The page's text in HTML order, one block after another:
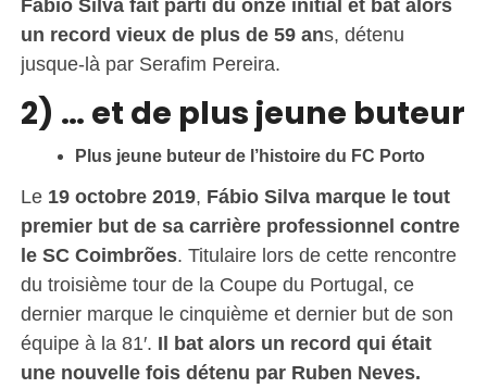
Fábio Silva fait parti du onze initial et bat alors
un record vieux de plus de 59 ans, détenu
jusque-là par Serafim Pereira.
2) … et de plus jeune buteur
Plus jeune buteur de l’histoire du FC Porto
Le 19 octobre 2019, Fábio Silva marque le tout
premier but de sa carrière professionnel contre
le SC Coimbrões. Titulaire lors de cette rencontre
du troisième tour de la Coupe du Portugal, ce
dernier marque le cinquième et dernier but de son
équipe à la 81′. Il bat alors un record qui était
une nouvelle fois détenu par Ruben Neves.